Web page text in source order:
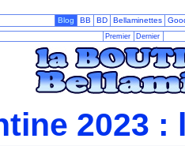
Blog BB BD Bellaminettes
Premier Dernier
2023 :